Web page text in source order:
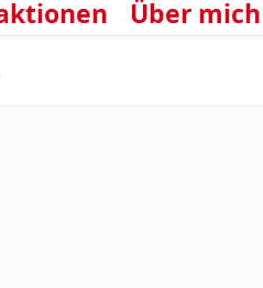
Über mich